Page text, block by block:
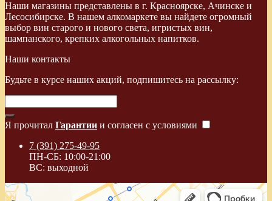
Наши магазины представлены в г. Красноярске, Ачинске и
Лесосибирске. В нашем алкомаркете вы найдете огромный
выбор вин старого и нового света, игристых вин,
шампанского, крепких алкогольных напитков.
Наши контакты
Будьте в курсе наших акций, подпишитесь на рассылку:
Я прочитал Гарантии и согласен с условиями
7 (391) 275-49-95
ПН-СБ: 10:00-21:00
ВС: выходной